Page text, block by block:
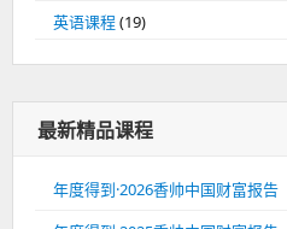
英语课程(19)
最新精品课程
年度得到·2026香帅中国财富报告